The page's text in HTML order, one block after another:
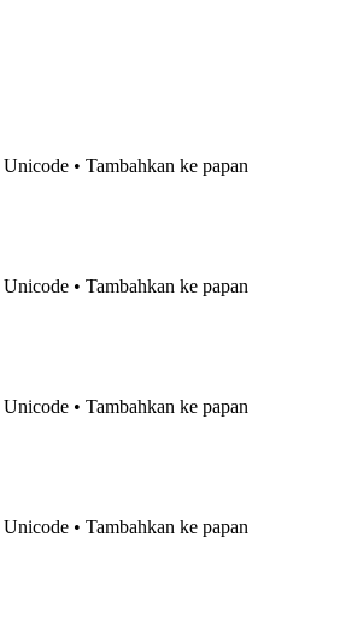
Unicode • Tambahkan ke papan
Unicode • Tambahkan ke papan
Unicode • Tambahkan ke papan
Unicode • Tambahkan ke papan